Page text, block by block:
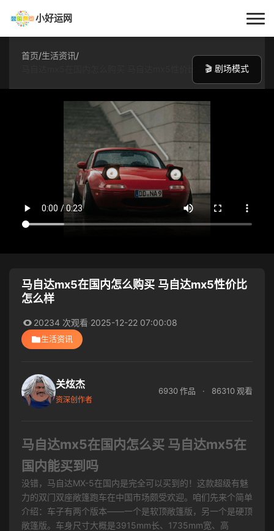
小好运网
首页
生活资讯
首页 /生活资讯 /
马自达mx5在国内怎么购买 马自达mx5性价比怎么样
马自达mx5在国内怎么购买 马自达mx5性价比
怎么样
20234 次观看·2025-12-22 07:00:08
生活资讯
关炫杰
资深创作者
6930 作品 · 86310 观看
马自达mx5在国内怎么买 马自达mx5在
国内能买到吗
没错，马自达MX-5在国内是完全可以买到的！这款超级有魅
力的双门双座敞篷跑车在中国市场颇受欢迎。咱们先来个简单
介绍：车子有两个版本——一个是软顶敞篷版，另一个是硬顶
敞篷版。车身尺寸大概是3915mm长、1735mm宽、高
🎬 剧场模式